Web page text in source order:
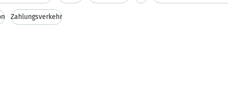
Zahlungsverkehr